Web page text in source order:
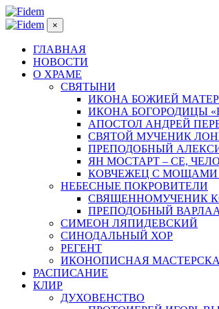
×
ГЛАВНАЯ
НОВОСТИ
О ХРАМЕ
СВЯТЫНИ
ИКОНА БОЖИЕЙ
ИКОНА БОГОРОДИЦЫ
АПОСТОЛ АНДРЕЙ
СВЯТОЙ МУЧЕНИК
ПРЕПОДОБНЫЙ
ЯН МОСТАРТ – СЕ,
КОВЧЕЖЕЦ С МОЩАМИ
НЕБЕСНЫЕ ПОКРОВИТЕЛИ
СВЯЩЕННОМУЧЕНИК
ПРЕПОДОБНЫЙ
СИМЕОН ЛЯПИДЕВСКИЙ
СИНОДАЛЬНЫЙ ХОР
РЕГЕНТ
ИКОНОПИСНАЯ
РАСПИСАНИЕ
КЛИР
ДУХОВЕНСТВО